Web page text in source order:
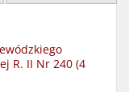
R. II Nr 240 (4